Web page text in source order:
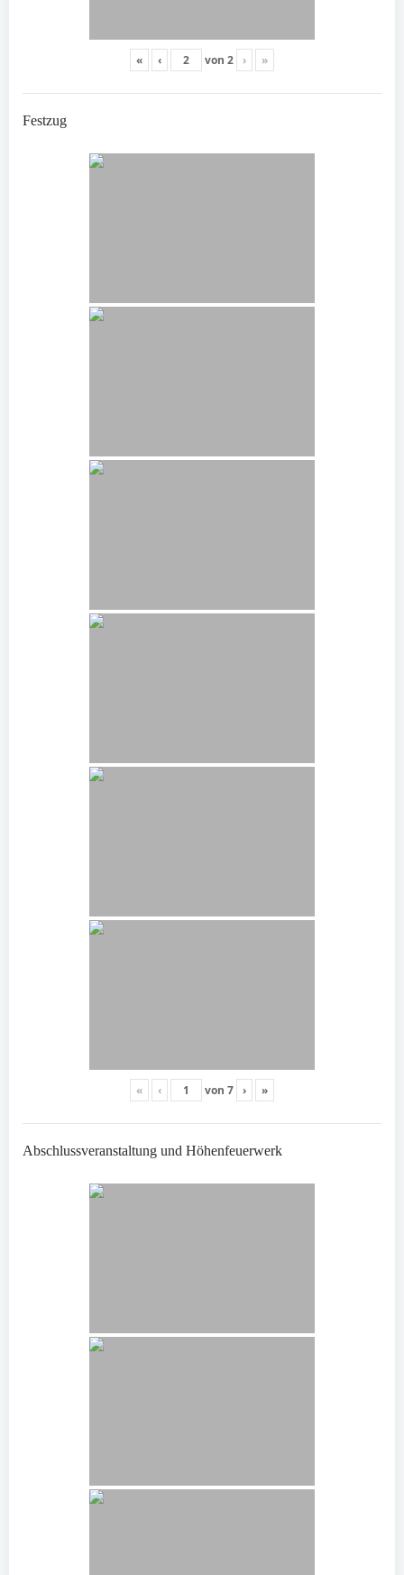
« ‹ von 2 › »
Festzug
« ‹ von 7 › »
Abschlussveranstaltung und Höhenfeuerwerk